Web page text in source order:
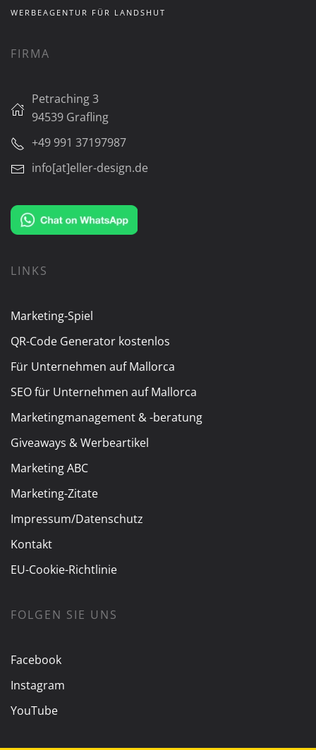
WERBEAGENTUR FÜR LANDSHUT
FIRMA
Petraching 3
94539 Grafling
+49 991 37197987
info[at]eller-design.de
LINKS
Marketing-Spiel
QR-Code Generator kostenlos
Für Unternehmen auf Mallorca
SEO für Unternehmen auf Mallorca
Marketingmanagement & -beratung
Giveaways & Werbeartikel
Marketing ABC
Marketing-Zitate
Impressum/Datenschutz
Kontakt
EU-Cookie-Richtlinie
FOLGEN SIE UNS
Facebook
Instagram
YouTube